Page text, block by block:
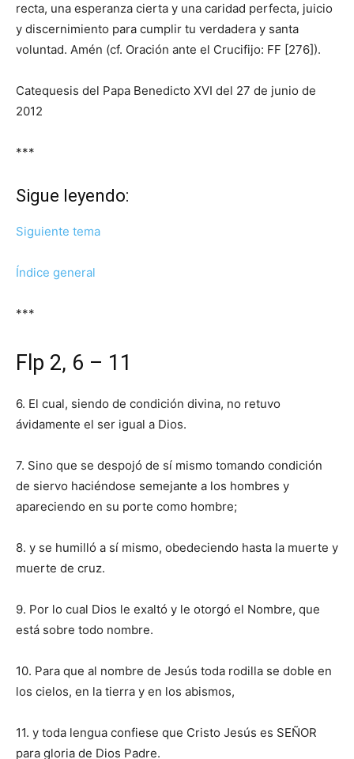
recta, una esperanza cierta y una caridad perfecta, juicio
y discernimiento para cumplir tu verdadera y santa
voluntad. Amén (cf. Oración ante el Crucifijo: FF [276]).
Catequesis del Papa Benedicto XVI del 27 de junio de
2012
***
Sigue leyendo:
Siguiente tema
Índice general
***
Flp 2, 6 – 11
6. El cual, siendo de condición divina, no retuvo
ávidamente el ser igual a Dios.
7. Sino que se despojó de sí mismo tomando condición
de siervo haciéndose semejante a los hombres y
apareciendo en su porte como hombre;
8. y se humilló a sí mismo, obedeciendo hasta la muerte y
muerte de cruz.
9. Por lo cual Dios le exaltó y le otorgó el Nombre, que
está sobre todo nombre.
10. Para que al nombre de Jesús toda rodilla se doble en
los cielos, en la tierra y en los abismos,
11. y toda lengua confiese que Cristo Jesús es SEÑOR
para gloria de Dios Padre.